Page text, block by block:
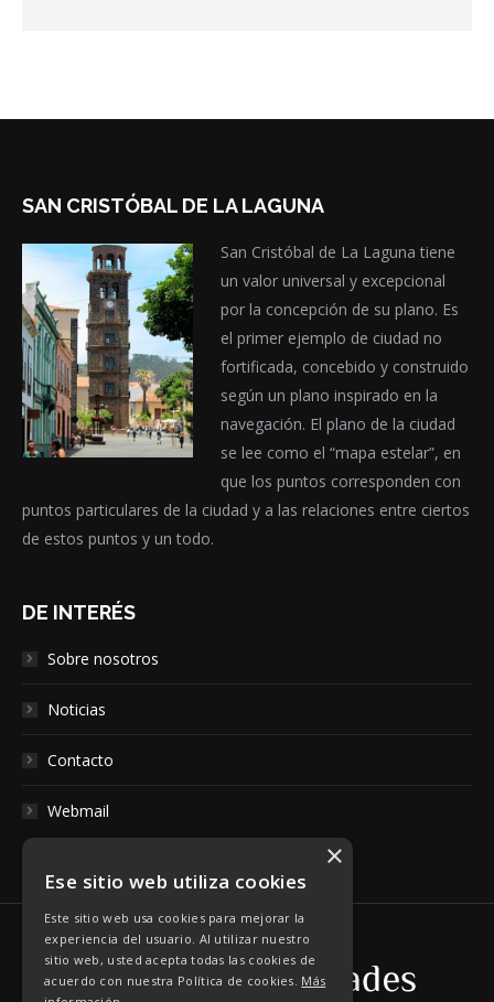
SAN CRISTÓBAL DE LA LAGUNA
San Cristóbal de La Laguna tiene
un valor universal y excepcional
por la concepción de su plano. Es
el primer ejemplo de ciudad no
fortificada, concebido y construido
según un plano inspirado en la
navegación. El plano de la ciudad
se lee como el “mapa estelar”, en
que los puntos corresponden con
puntos particulares de la ciudad y a las relaciones entre ciertos
de estos puntos y un todo.
DE INTERÉS
Sobre nosotros
Noticias
Contacto
Webmail
×
Ese sitio web utiliza cookies
Este sitio web usa cookies para mejorar la
experiencia del usuario. Al utilizar nuestro
sitio web, usted acepta todas las cookies de
acuerdo con nuestra Política de cookies. Más